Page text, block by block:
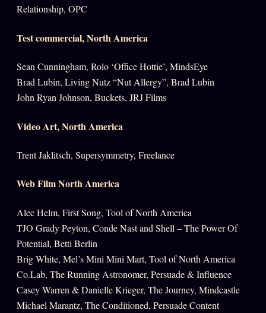
Relationship, OPC
Test commercial, North America
Sean Cunningham, Rolo ‘Office Hottie’, MindsEye
Brad Lubin, Living Nutz “Nut Allergy”, Brad Lubin
John Ryan Johnson, Buckets, JRJ Films
Video Art, North America
Trent Jaklitsch, Supersymmetry, Freelance
Web Film North America
Alec Helm, First Song, Tool of North America
TJO Grady Peyton, Conde Nast and Shell – The Power Of
Potential, Betti Berlin
Brig White, Mel’s Mini Mini Mart, Tool of North America
Co.Lab, The Running Astronomer, Persuade & Influence
Casey Warren & Danielle Krieger, The Journey, Mindcastle
Michael Marantz, The Conditioned, Persuade Content